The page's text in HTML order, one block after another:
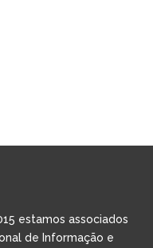
estamos associados
de Informação e